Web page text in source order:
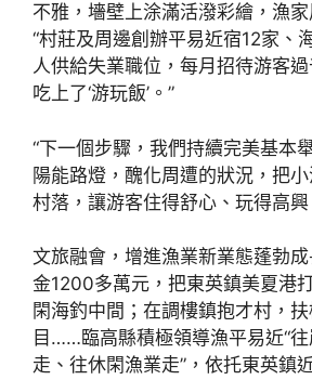
不雅，墻壁上涂滿活潑彩繪，漁家
“村莊及周邊創辦平易近宿12家、
人供給失業職位，每月招待游客
吃上了‘游玩飯’。”
“下一個步驟，我們持續完美基本
陽能路燈，醜化周遭的狀況，把
村落，讓游客住得舒心、玩得高興
文旅融會，增進漁業新業態蓬勃
金1200多萬元，把東英鎮美夏港
閑海釣中間；在調樓鎮抱才村，
目……臨高縣積極領導漁平易近“
走、往休閑漁業走”，依托東英鎮